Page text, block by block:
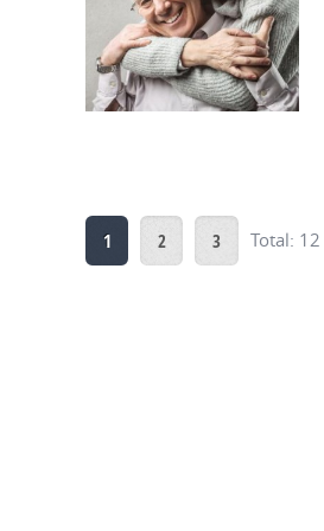
1 2 3 Total: 12